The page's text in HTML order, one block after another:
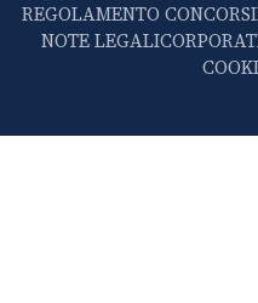
REGOLAMENTO CONCORSI
NOTE LEGALI